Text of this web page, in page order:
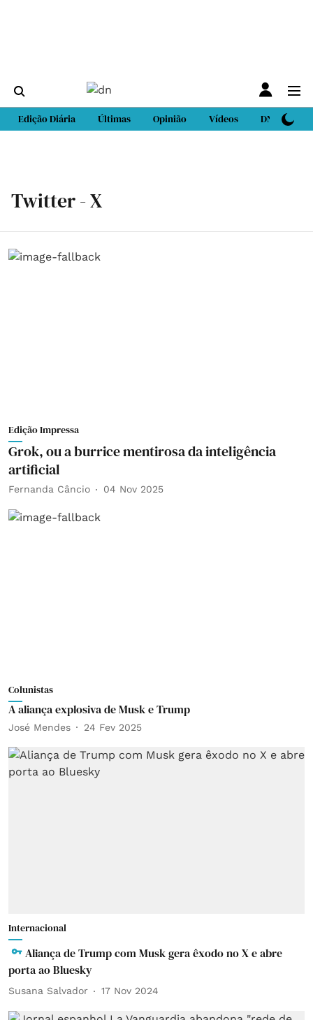
Edição Diária Últimas Opinião Vídeos DN Sport
Twitter - X
Edição Impressa
Grok, ou a burrice mentirosa da inteligência
artificial
Fernanda Câncio 04 Nov 2025
Colunistas
A aliança explosiva de Musk e Trump
José Mendes 24 Fev 2025
Internacional
Aliança de Trump com Musk gera êxodo no X e abre
porta ao Bluesky
Susana Salvador 17 Nov 2024